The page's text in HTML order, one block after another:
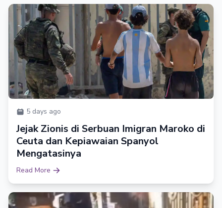
5 days ago
Jejak Zionis di Serbuan Imigran Maroko di
Ceuta dan Kepiawaian Spanyol
Mengatasinya
Read More